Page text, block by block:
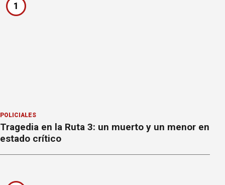
1
POLICIALES
Tragedia en la Ruta 3: un muerto y un menor en
estado crítico